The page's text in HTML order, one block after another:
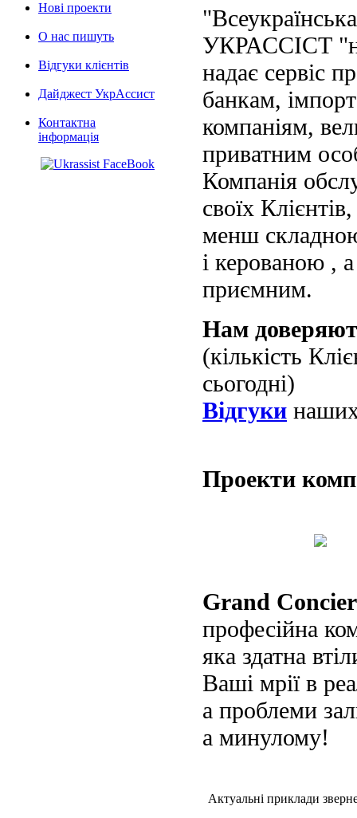
Нові проекти
О нас пишуть
Відгуки клієнтів
Дайджест УкрАссист
Контактна
інформація
УКРАССІСТ
надає сервіс
банкам,
компаніям,
приватним
Компанія
своїх
менш
і керованою ,
приємним.
Нам
(кількість
сьогодні)
Відгуки наших
Проекти
Grand
професійна
яка здатна
Ваші мрії в
а проблеми
а минулому!
Актуальні приклади